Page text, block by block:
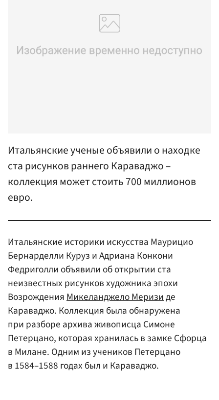
Итальянские ученые объявили о находке
ста рисунков раннего Караваджо –
коллекция может стоить 700 миллионов
евро.
Итальянские историки искусства Маурицио
Бернарделли Куруз и Адриана Конкони
Федриголли объявили об открытии ста
неизвестных рисунков художника эпохи
Возрождения Микеланджело Меризиде
Караваджо. Коллекция была обнаружена
при разборе архива живописца Симоне
Петерцано, которая хранилась в замке Сфорца
в Милане. Одним из учеников Петерцано
в 1584–1588 годах был и Караваджо.